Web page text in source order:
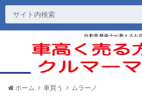
自動車整備士が教えるお
ホーム 車買う ムラーノ